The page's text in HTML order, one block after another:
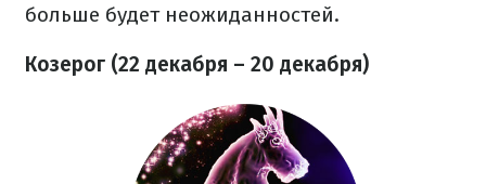
больше будет неожиданностей.
Козерог (22 декабря – 20 декабря)